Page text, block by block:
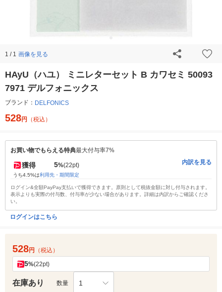
1 / 1 画像を見る
HAyU（ハユ） ミニレターセット B カワセミ 50093
7971 デルフォニックス
ブランド： DELFONICS
528円 （税込）
お買い物でもらえる特典最大付与率7%
獲得 5%(22pt)
うち4.5%は利用先・期間限定
内訳を見る
ログイン&全額PayPay支払いで獲得できます。原則として税抜金額に対し付与されます。
表示よりも実際の付与数、付与率が少ない場合があります。詳細は内訳からご確認くださ
い。
ログインはこちら
528円 （税込）
5%(22pt)
在庫あり 数量 1